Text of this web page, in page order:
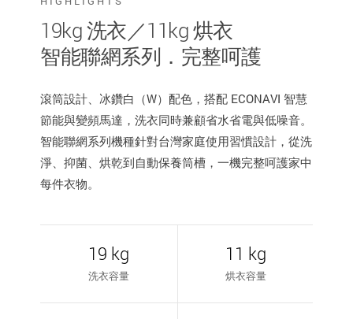
19kg 洗衣／11kg 烘衣
智能聯網系列．完整呵護
滾筒設計、冰鑽白（W）配色，搭配 ECONAVI 智慧
節能與變頻馬達，洗衣同時兼顧省水省電與低噪音。
智能聯網系列機種針對台灣家庭使用習慣設計，從洗
淨、抑菌、烘乾到自動保養筒槽，一機完整呵護家中
每件衣物。
19 kg
洗衣容量
11 kg
烘衣容量